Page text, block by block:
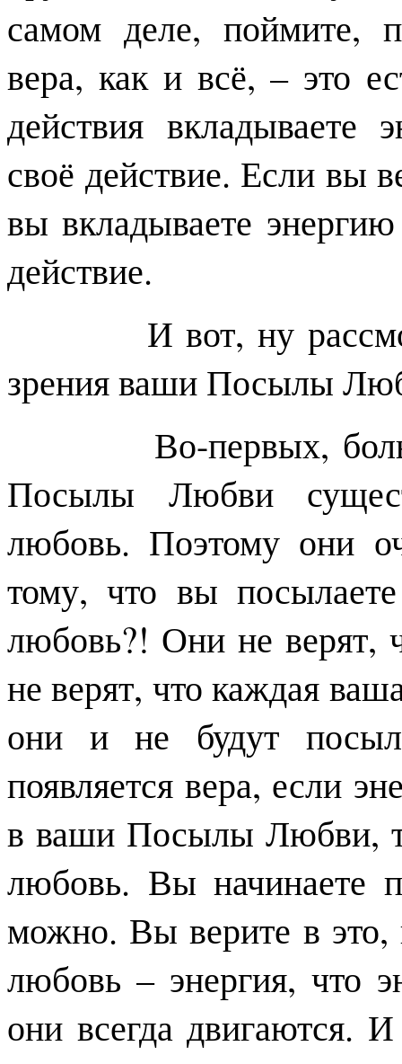
самом деле, поймите,
вера, как и всё, – это
действия вкладываете
своё действие. Если вы
вы вкладываете
действие.
И вот, ну
зрения ваши Посылы
Во-первых,
Посылы Любви
любовь. Поэтому они
тому, что вы
любовь?! Они не верят,
не верят, что каждая
они и не будут
появляется вера, если
в ваши Посылы Любви,
любовь. Вы начинаете
можно. Вы верите в это,
любовь – энергия, что
они всегда двигаются.